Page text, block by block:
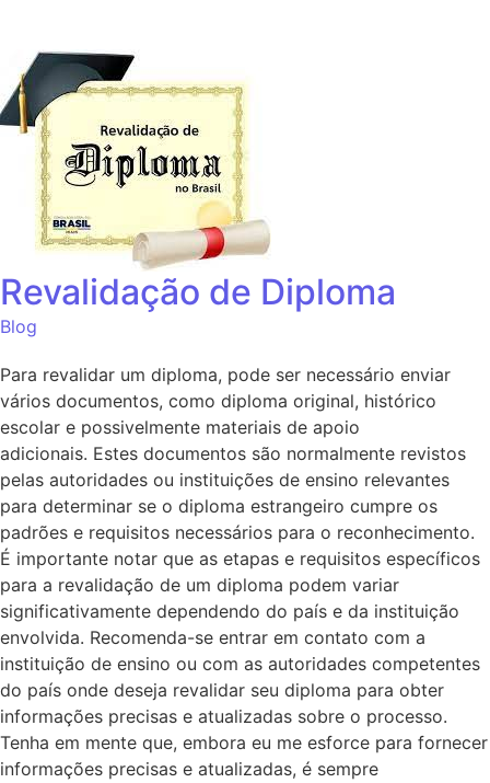
Revalidação de Diploma
Blog
Para revalidar um diploma, pode ser necessário enviar
vários documentos, como diploma original, histórico
escolar e possivelmente materiais de apoio
adicionais. Estes documentos são normalmente revistos
pelas autoridades ou instituições de ensino relevantes
para determinar se o diploma estrangeiro cumpre os
padrões e requisitos necessários para o reconhecimento.
É importante notar que as etapas e requisitos específicos
para a revalidação de um diploma podem variar
significativamente dependendo do país e da instituição
envolvida. Recomenda-se entrar em contato com a
instituição de ensino ou com as autoridades competentes
do país onde deseja revalidar seu diploma para obter
informações precisas e atualizadas sobre o processo.
Tenha em mente que, embora eu me esforce para fornecer
informações precisas e atualizadas, é sempre